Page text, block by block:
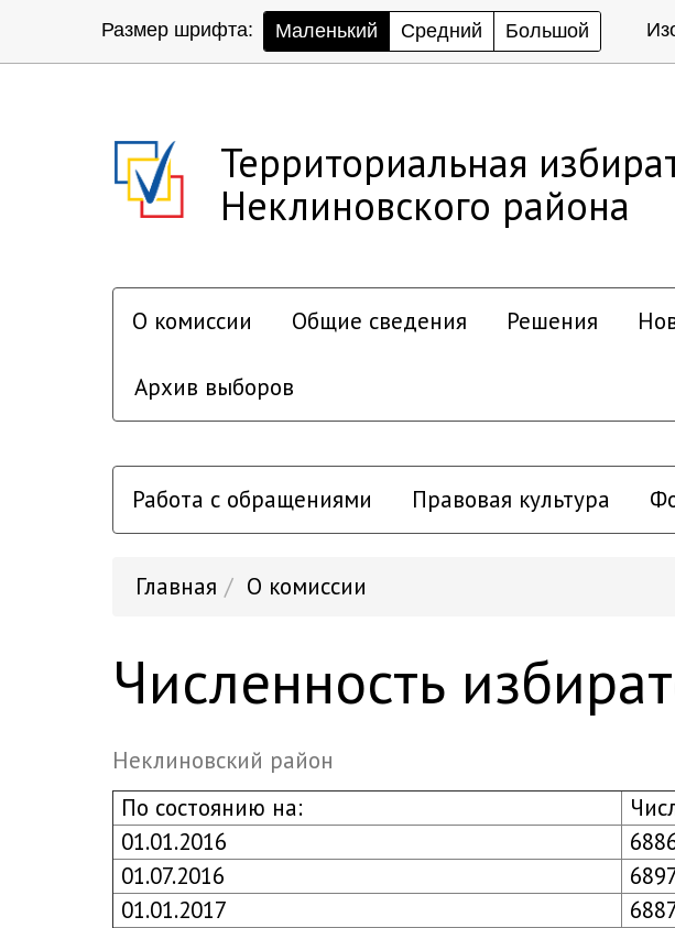
Размер шрифта: Маленький Средний Большой
Территориальная
Неклиновского района
О комиссии Общие сведения Решения
Архив выборов
Работа с обращениями Правовая культура
Главная О комиссии
Численность
Неклиновский район
По состоянию на:
01.01.2016
01.07.2016
01.01.2017